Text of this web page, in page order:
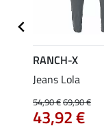
RANCH-X
Jeans Lola
54,90 €69,90 €
43,92 €